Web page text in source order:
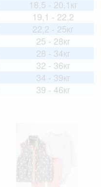
18,5 - 20,1кг
19,1 - 22,2
22,2 - 25кг
25 - 28кг
28 - 34кг
32 - 36кг
34 - 39кг
39 - 46кг